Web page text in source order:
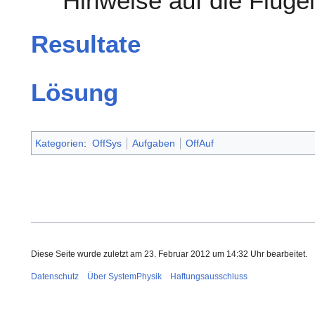
Resultate
Lösung
Kategorien: OffSys Aufgaben OffAuf
Diese Seite wurde zuletzt am 23. Februar 2012 um 14:32 Uhr bearbeitet.
Datenschutz Über SystemPhysik Haftungsausschluss